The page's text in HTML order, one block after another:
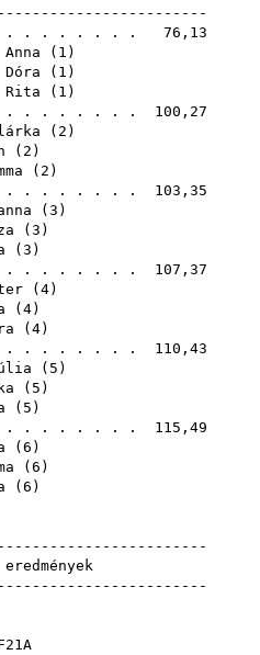
. . . . . . . 76,13
( 1 )
( 1 )
Rita ( 1 )
. . . . . . . 100,27
( 2 )
( 2 )
( 2 )
. . . . . . . 103,35
( 3 )
( 3 )
( 3 )
. . . . . . . 107,37
( 4)
( 4)
( 4)
. . . . . . . 110,43
( 5 )
( 5 )
( 5 )
. . . . . . . 115,49
( 6 )
( 6 )
( 6 )
eredmények